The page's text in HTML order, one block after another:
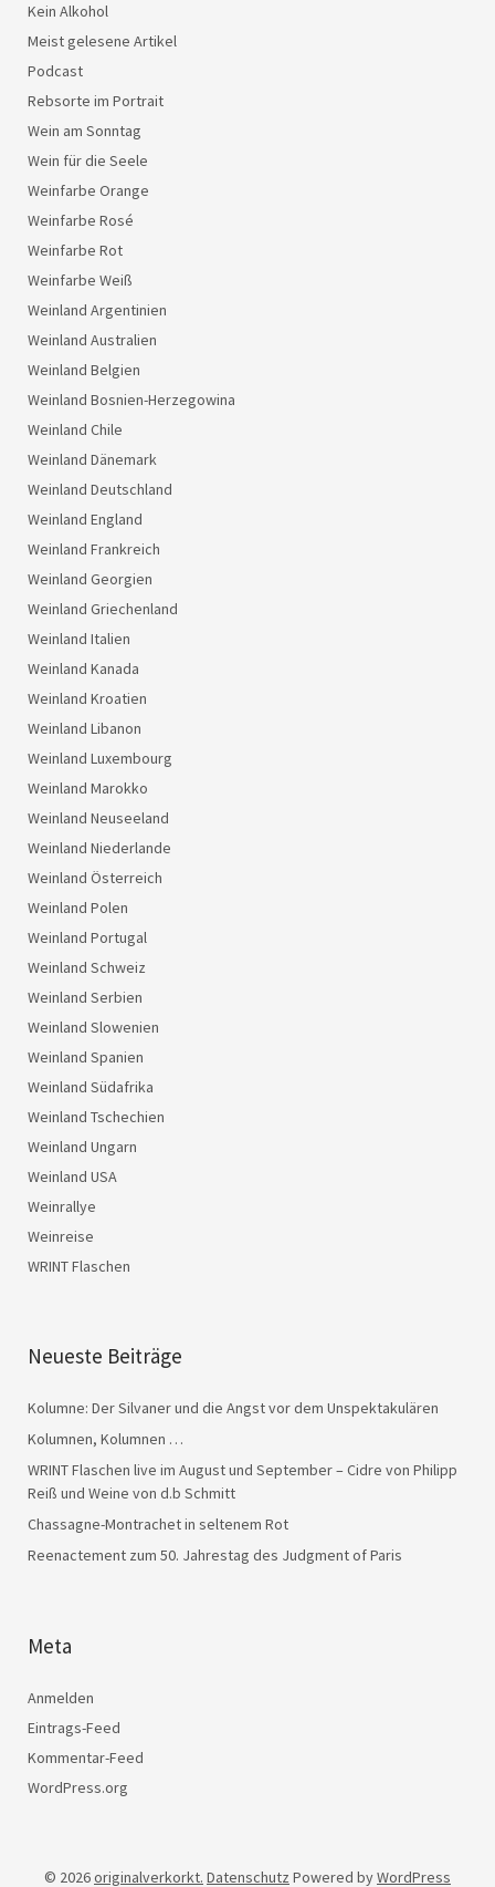
Kein Alkohol
Meist gelesene Artikel
Podcast
Rebsorte im Portrait
Wein am Sonntag
Wein für die Seele
Weinfarbe Orange
Weinfarbe Rosé
Weinfarbe Rot
Weinfarbe Weiß
Weinland Argentinien
Weinland Australien
Weinland Belgien
Weinland Bosnien-Herzegowina
Weinland Chile
Weinland Dänemark
Weinland Deutschland
Weinland England
Weinland Frankreich
Weinland Georgien
Weinland Griechenland
Weinland Italien
Weinland Kanada
Weinland Kroatien
Weinland Libanon
Weinland Luxembourg
Weinland Marokko
Weinland Neuseeland
Weinland Niederlande
Weinland Österreich
Weinland Polen
Weinland Portugal
Weinland Schweiz
Weinland Serbien
Weinland Slowenien
Weinland Spanien
Weinland Südafrika
Weinland Tschechien
Weinland Ungarn
Weinland USA
Weinrallye
Weinreise
WRINT Flaschen
Neueste Beiträge
Kolumne: Der Silvaner und die Angst vor dem Unspektakulären
Kolumnen, Kolumnen …
WRINT Flaschen live im August und September – Cidre von Philipp
Reiß und Weine von d.b Schmitt
Chassagne-Montrachet in seltenem Rot
Reenactement zum 50. Jahrestag des Judgment of Paris
Meta
Anmelden
Eintrags-Feed
Kommentar-Feed
WordPress.org
© 2026originalverkorkt. Datenschutz Powered byWordPress